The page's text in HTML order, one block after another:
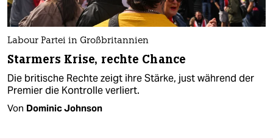
Labour Partei in Großbritannien
Starmers Krise, rechte Chance
Die britische Rechte zeigt ihre Stärke, just während der
Premier die Kontrolle verliert.
Von Dominic Johnson